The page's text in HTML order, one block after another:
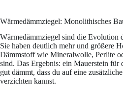
Wärmedämmziegel: Monolithisches
Wärmedämmziegel sind die Evolution
Sie haben deutlich mehr und größere
Dämmstoff wie Mineralwolle, Perlite
sind. Das Ergebnis: ein Mauerstein für
gut dämmt, dass du auf eine
verzichten kannst.